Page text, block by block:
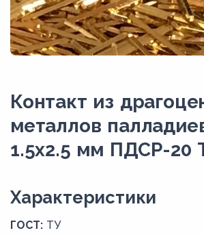
Контакт из
металлов
1.5х2.5 мм ПДСР-20
Xарактеристики
ГОСТ: ТУ